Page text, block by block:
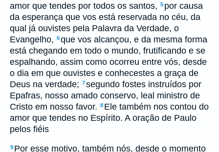
amor que tendes por todos os santos, 5 por causa
da esperança que vos está reservada no céu, da
qual já ouvistes pela Palavra da Verdade, o
Evangelho, 6que vos alcançou, e da mesma forma
está chegando em todo o mundo, frutificando e se
espalhando, assim como ocorreu entre vós, desde
o dia em que ouvistes e conhecestes a graça de
Deus na verdade; 7segundo fostes instruídos por
Epafras, nosso amado conservo, leal ministro de
Cristo em nosso favor. 8 Ele também nos contou do
amor que tendes no Espírito. A oração de Paulo
pelos fiéis
9 Por esse motivo, também nós, desde o momento